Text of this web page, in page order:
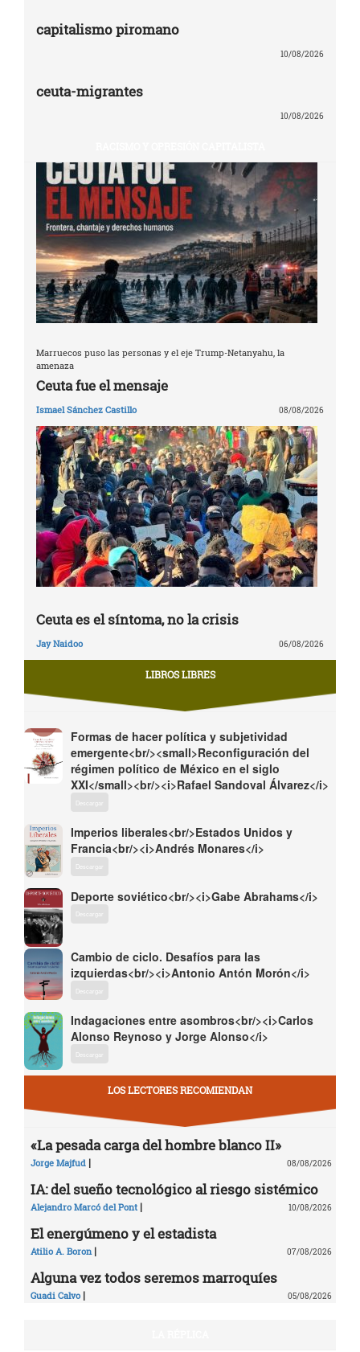
capitalismo piromano
10/08/2026
ceuta-migrantes
10/08/2026
Marruecos puso las personas y el eje Trump-Netanyahu, la
amenaza
Ceuta fue el mensaje
Ismael Sánchez Castillo 08/08/2026
Ceuta es el síntoma, no la crisis
Jay Naidoo 06/08/2026
LIBROS LIBRES
Formas de hacer política y subjetividad
emergente<br/><small>Reconfiguración del
régimen político de México en el siglo
XXI</small><br/><i>Rafael Sandoval Álvarez</i>
Descargar
Imperios liberales<br/>Estados Unidos y
Francia<br/><i>Andrés Monares</i>
Descargar
Deporte soviético<br/><i>Gabe Abrahams</i>
Descargar
Cambio de ciclo. Desafíos para las
izquierdas<br/><i>Antonio Antón Morón</i>
Descargar
Indagaciones entre asombros<br/><i>Carlos
Alonso Reynoso y Jorge Alonso</i>
Descargar
LOS LECTORES RECOMIENDAN
«La pesada carga del hombre blanco II»
Jorge Majfud | 08/08/2026
IA: del sueño tecnológico al riesgo sistémico
Alejandro Marcó del Pont | 10/08/2026
El energúmeno y el estadista
Atilio A. Boron| 07/08/2026
Alguna vez todos seremos marroquíes
Guadi Calvo | 05/08/2026